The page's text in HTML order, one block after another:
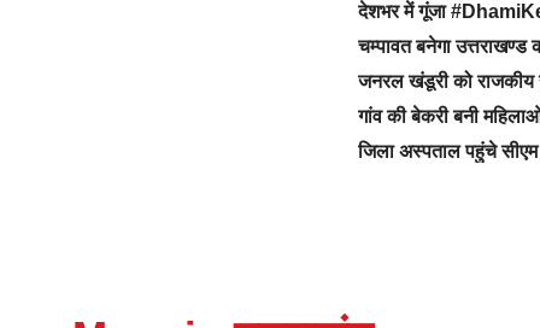
देशभर में गूंजा
चम्पावत बनेगा उत्तराखण्ड
जनरल खंडूरी को राजकीय
गांव की बेकरी बनी
जिला अस्पताल पहुंचे